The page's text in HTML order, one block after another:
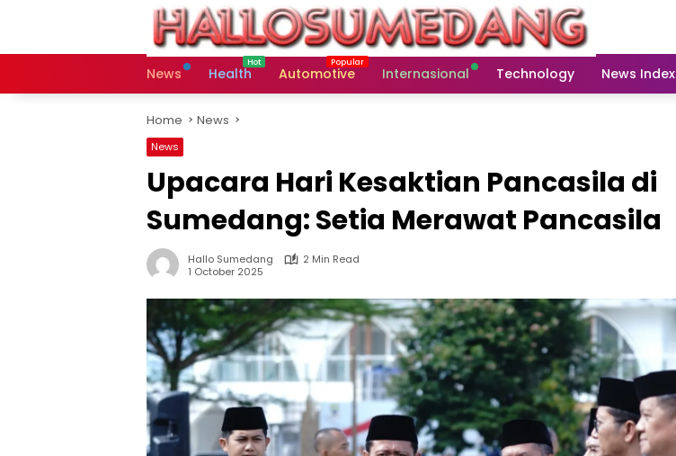
News
Health Automotive Internasional Technology News Index
Home News
News
Upacara Hari Kesaktian Pancasila di
Sumedang: Setia Merawat Pancasila
Hallo Sumedang
2 Min Read
1 October 2025